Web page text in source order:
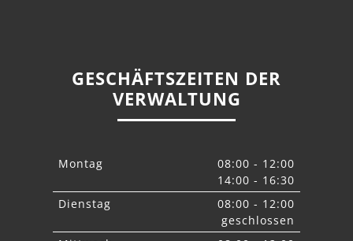
GESCHÄFTSZEITEN DER
VERWALTUNG
Montag
08:00 - 12:00
14:00 - 16:30
Dienstag
08:00 - 12:00
geschlossen